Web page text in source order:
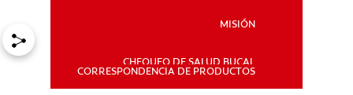
MISIÓN
CHEQUEO DE SALUD BUCAL
CORRESPONDENCIA DE PRODUCTOS